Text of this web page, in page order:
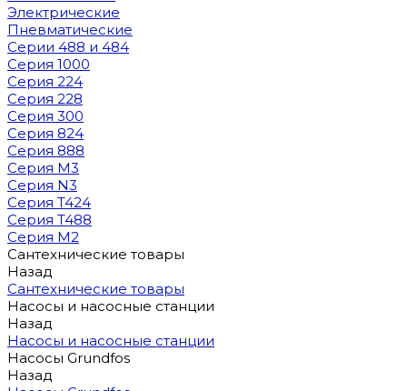
Электрические
Пневматические
Серии 488 и 484
Серия 1000
Серия 224
Серия 228
Серия 300
Серия 824
Серия 888
Серия M3
Серия N3
Серия T424
Серия T488
Серия М2
Сантехнические товары
Назад
Сантехнические товары
Насосы и насосные станции
Назад
Насосы и насосные станции
Насосы Grundfos
Назад